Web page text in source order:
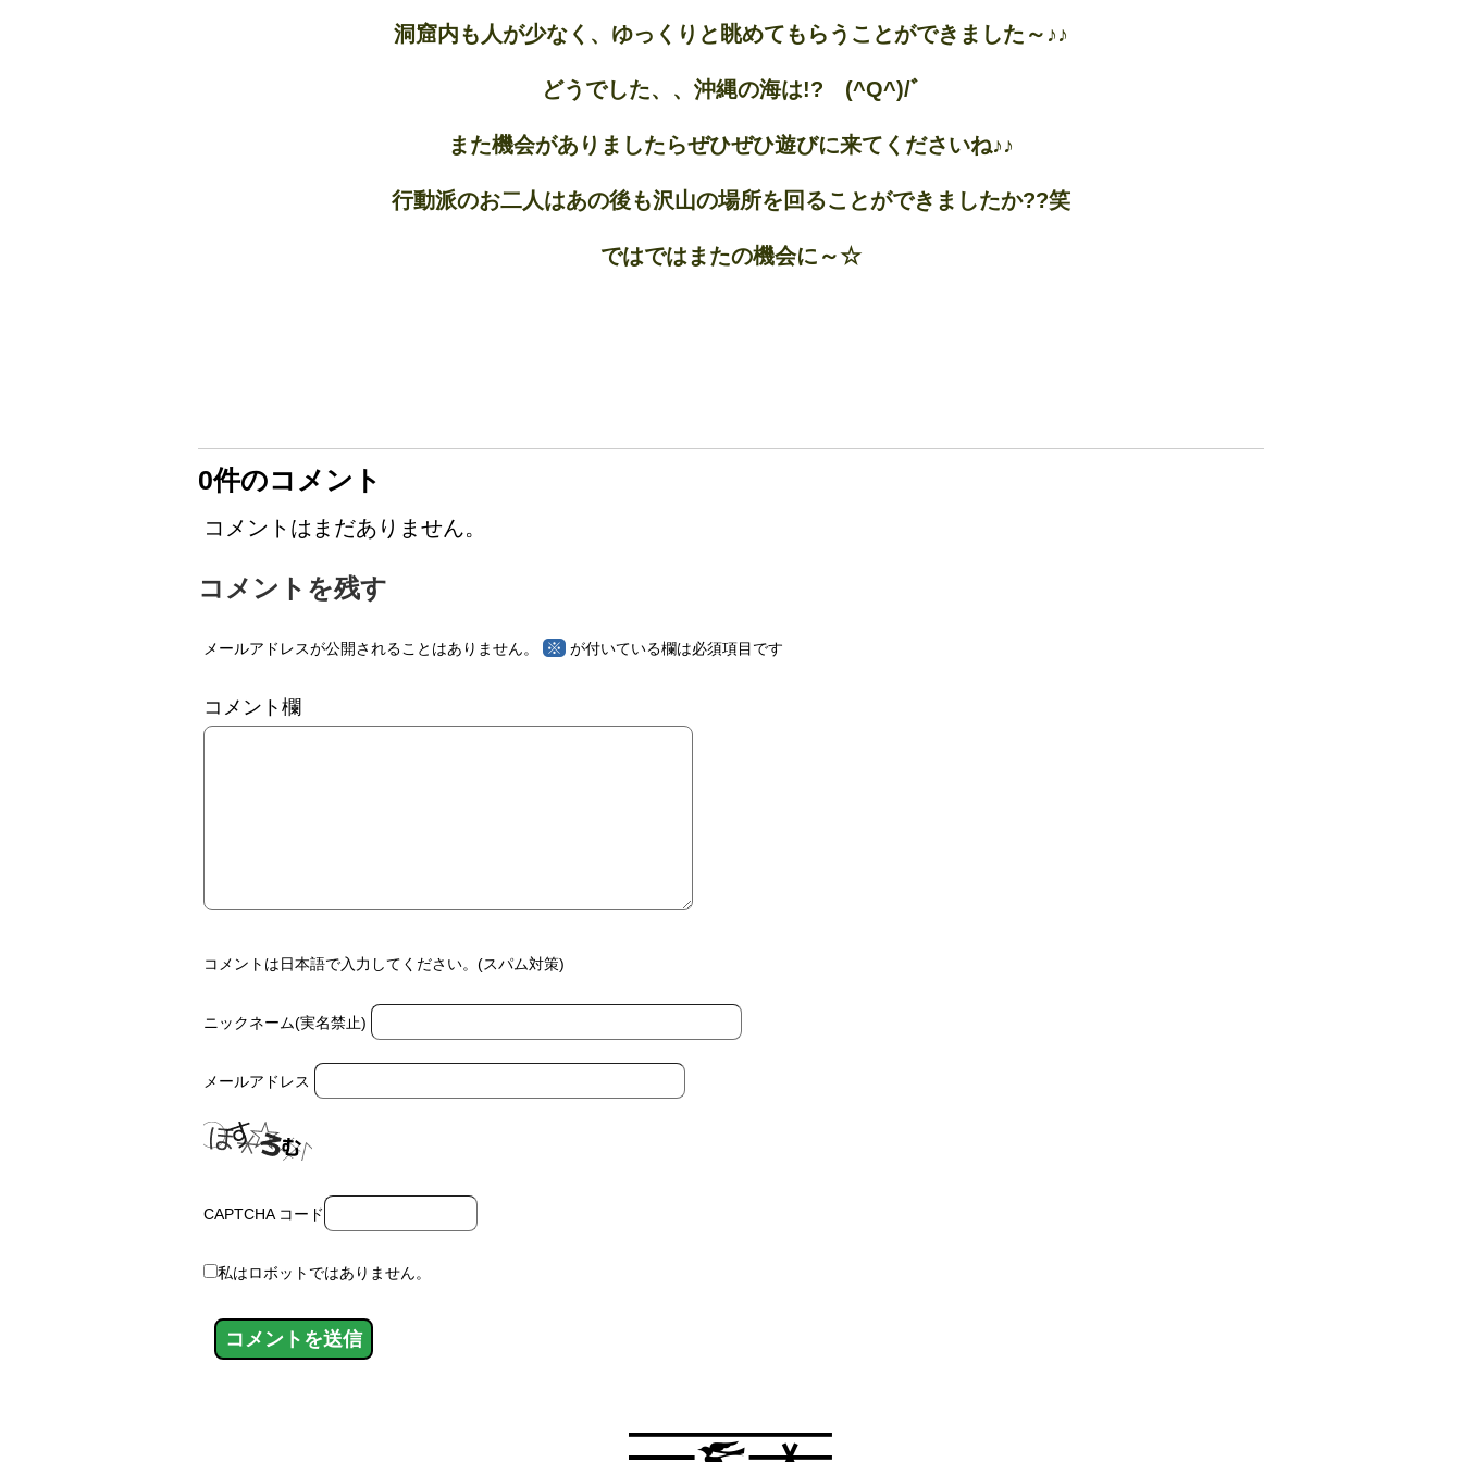
洞窟内も人が少なく、ゆっくりと眺めてもらうことができました～♪♪
どうでした、、沖縄の海は!? (^Q^)/ﾞ
また機会がありましたらぜひぜひ遊びに来てくださいね♪♪
行動派のお二人はあの後も沢山の場所を回ることができましたか??笑
ではではまたの機会に～☆
0件のコメント
コメントはまだありません。
コメントを残す
メールアドレスが公開されることはありません。 ※ が付いている欄は必須項目です
コメント欄
コメントは日本語で入力してください。(スパム対策)
ニックネーム(実名禁止)
メールアドレス
CAPTCHA コード
私はロボットではありません。